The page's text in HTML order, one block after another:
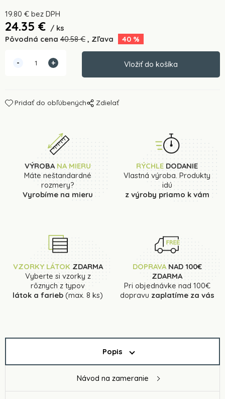
19.80 € bez DPH
24.35 €
ks
Pôvodná cena 40.58€ Zľava 40 %
Pridať do obľúbených Zdielať
VÝROBANA MIERU
Máte neštandardné
rozmery?
Vyrobíme na mieru
RÝCHLE DODANIE
Vlastná výroba. Produkty
idú
z výroby priamo k vám
VZORKY LÁTOK ZDARMA
Vyberte si vzorky z
rôznych z typov
látok a farieb (max. 8 ks)
DOPRAVANAD 100€
ZDARMA
Pri objednávke nad 100€
dopravu zaplatíme za vás
Popis
Návod na zameranie